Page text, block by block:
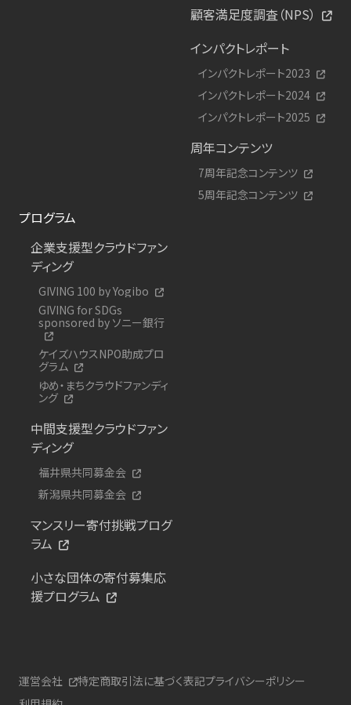
顧客満足度調査（NPS）
インパクトレポート
インパクトレポート2023
インパクトレポート2024
インパクトレポート2025
周年コンテンツ
7周年記念コンテンツ
5周年記念コンテンツ
プログラム
企業支援型クラウドファン
ディング
GIVING 100 by Yogibo
GIVING for SDGs
sponsored by ソニー銀行
ケイズハウスNPO助成プロ
グラム
ゆめ・まちクラウドファンディ
ング
中間支援型クラウドファン
ディング
福井県共同募金会
新潟県共同募金会
マンスリー寄付挑戦プログ
ラム
小さな団体の寄付募集応
援プログラム
運営会社 特定商取引法に基づく表記プライバシーポリシー